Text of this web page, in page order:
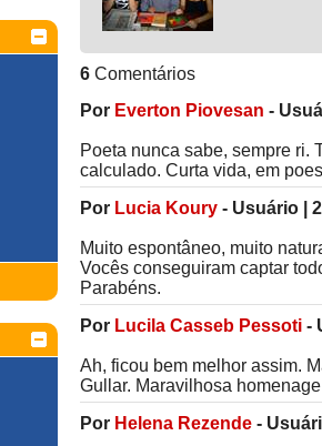
6 Comentários
Por Everton Piovesan -
Poeta nunca sabe, sempre ri.
calculado. Curta vida, em
Por Lucia Koury - Usuário
Muito espontâneo, muito
Vocês conseguiram captar
Parabéns.
Por Lucila Casseb Pessoti -
Ah, ficou bem melhor assim.
Gullar. Maravilhosa
Por Helena Rezende -